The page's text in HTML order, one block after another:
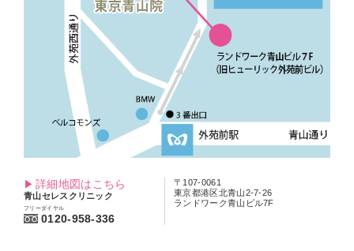
詳細地図はこちら
青山セレスクリニック
フリーダイヤル
0120-958-336
〒107-0061
東京都港区北青山2-7-26
ランドワーク青山ビル7F